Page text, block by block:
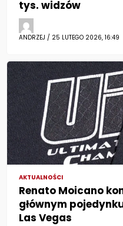
tys. widzów
ANDRZEJ / 25 LUTEGO 2026, 16:49
AKTUALNOŚCI
Renato Moicano
głównym
Las Vegas